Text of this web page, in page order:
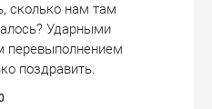
сколько нам там
Ударными
перевыполнением
поздравить.